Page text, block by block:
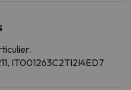
IT001263C2TI2I4ED7